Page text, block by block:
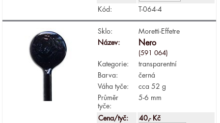
Kód: T-064-4
Sklo:
Moretti-Effetre
Název:
Nero
(591 064)
Kategorie:
transparentní
Barva:
černá
Váha tyče:
cca 52 g
Průměr
tyče:
5-6 mm
Cena/tyč: 40,- Kč